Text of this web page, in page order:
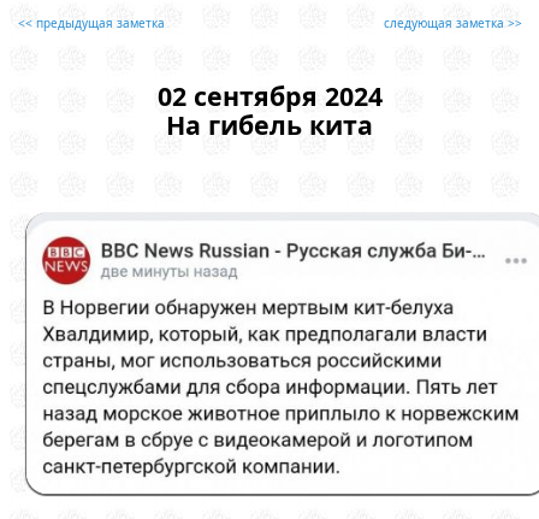
<< предыдущая заметка следующая заметка >>
02 сентября 2024
На гибель кита